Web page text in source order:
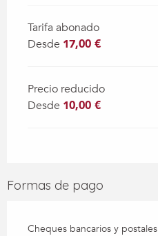
Tarifa abonado
Desde 17,00 €
Precio reducido
Desde 10,00 €
Formas de pago
Cheques bancarios y postales